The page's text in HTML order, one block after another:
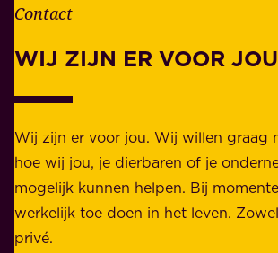
n
Z
k
e
l
i
j
k
e
i
h
e
i
d
d
Contact
WIJ ZIJN ER VOOR JOU
Wij zijn er voor jou. Wij willen graag
hoe wij jou, je dierbaren of je
mogelijk kunnen helpen. Bij
werkelijk toe doen in het leven.
privé.